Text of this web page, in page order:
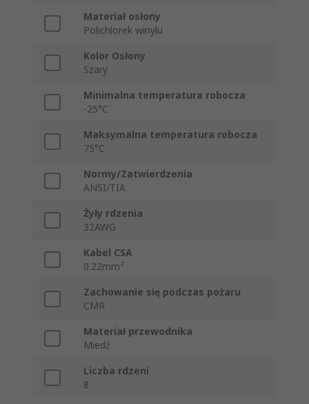
Materiał osłony
Polichlorek winylu
Kolor Osłony
Szary
Minimalna temperatura robocza
-25°C
Maksymalna temperatura robocza
75°C
Normy/Zatwierdzenia
ANSI/TIA
Żyły rdzenia
32AWG
Kabel CSA
0.22mm²
Zachowanie się podczas pożaru
CMR
Materiał przewodnika
Miedź
Liczba rdzeni
8